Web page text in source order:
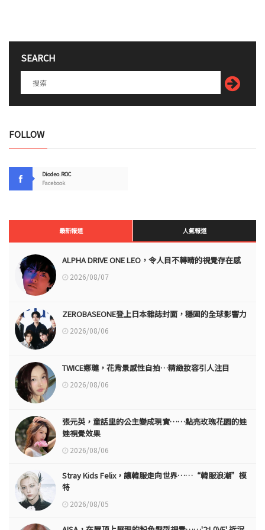
SEARCH
FOLLOW
Diodeo.ROC
Facebook
最新報道 人氣報道
ALPHA DRIVE ONE LEO，令人目不轉睛的視覺存在感
2026/08/07
ZEROBASEONE登上日本雜誌封面，穩固的全球影響力
2026/08/06
TWICE娜璉，花背景感性自拍…精緻妝容引人注目
2026/08/06
張元英，童話里的公主變成現實……點亮玫瑰花園的娃
娃視覺效果
2026/08/06
Stray Kids Felix，讓韓服走向世界……“韓服浪潮”模
特
2026/08/05